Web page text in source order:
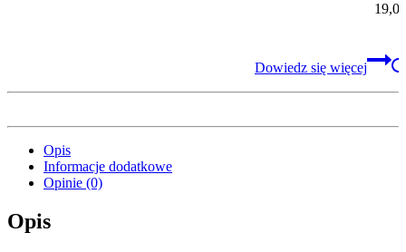
Dowiedz się więcej
Opis
Informacje dodatkowe
Opinie (0)
Opis